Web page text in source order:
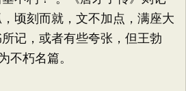
顷刻而就，文不加点，满座大
记，或者有些夸张，但王勃
不朽名篇。